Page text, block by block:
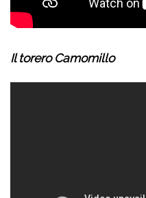
Il torero Camomillo